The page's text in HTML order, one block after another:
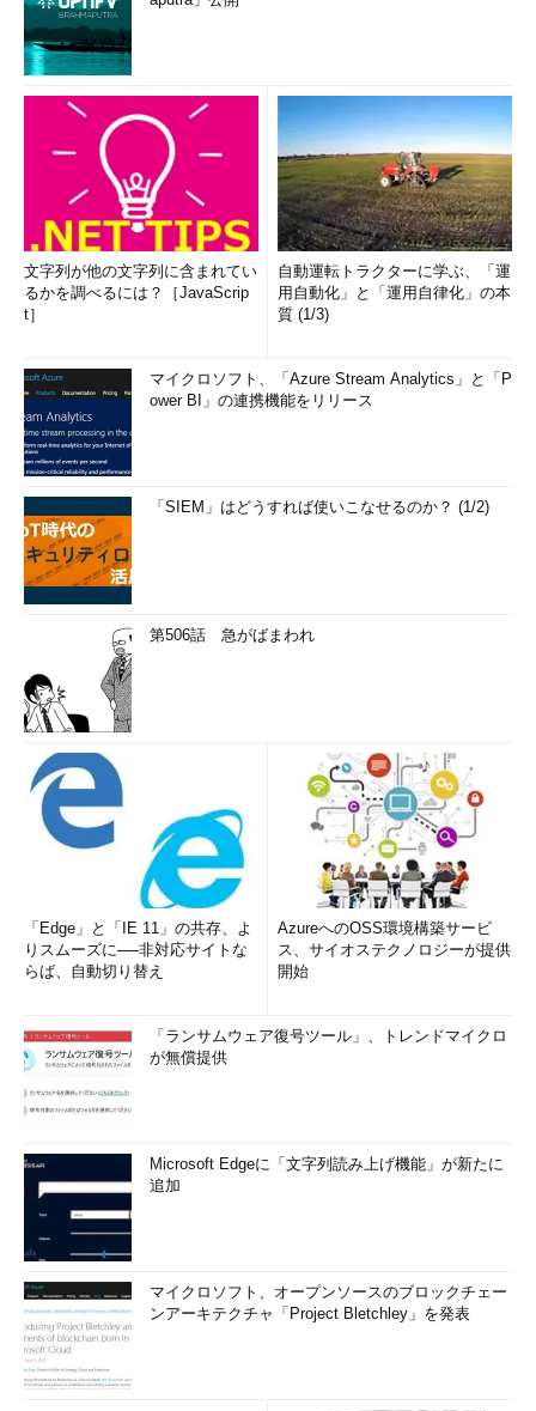
ウィンドウ枠の幅を変更した電卓アプレット
左からデフォルトの状態（-60）、最も細くした状態
（0）、太くした状態（-300）。最も細くすると、Window
s XPのウィンドウデザインと同様になる。
■この記事と関連性の高い別の記事
任意のウィンドウを選んで素早くタイル表示する
（TIPS）
Windowsでリモートデスクトップのウィンドウを特定の
Windowsで画面外に移動してしまったウィンドウを表示
領域内に戻す
Windows Server 2008でWindows Aeroを使う
すくする
（TIPS）
文字列が他の文字列に含まれてい
るかを調べるには？［JavaScrip
t］
自動運転トラクターに学ぶ、「運
用自動化」と「運用自律化」の本
質 (1/3)
マイクロソフト、「Azure Stream Analytics」と「P
ower BI」の連携機能をリリース
「SIEM」はどうすれば使いこなせるのか？ (1/2)
第506話 急がばまわれ
「Edge」と「IE 11」の共存、よ
りスムーズに──非対応サイトな
らば、自動切り替え
AzureへのOSS環境構築サービ
ス、サイオステクノロジーが提供
開始
「ランサムウェア復号ツール」、トレンドマイクロ
が無償提供
Microsoft Edgeに「文字列読み上げ機能」が新たに
追加
マイクロソフト、オープンソースのブロックチェー
ンアーキテクチャ「Project Bletchley」を発表